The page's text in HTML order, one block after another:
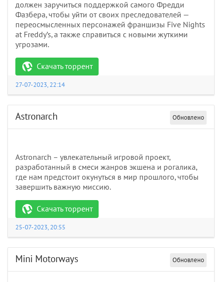
должен заручиться поддержкой самого Фредди
Фазбера, чтобы уйти от своих преследователей —
переосмысленных персонажей франшизы Five Nights
at Freddy’s, а также справиться с новыми жуткими
угрозами.
Скачать торрент
27-07-2023, 22:14
Astronarch Обновлено
Astronarch – увлекательный игровой проект,
разработанный в смеси жанров экшена и рогалика,
где нам предстоит окунуться в мир прошлого, чтобы
завершить важную миссию.
Скачать торрент
25-07-2023, 20:55
Mini Motorways Обновлено